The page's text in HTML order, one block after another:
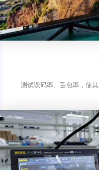
测试误码率、丢包率，使